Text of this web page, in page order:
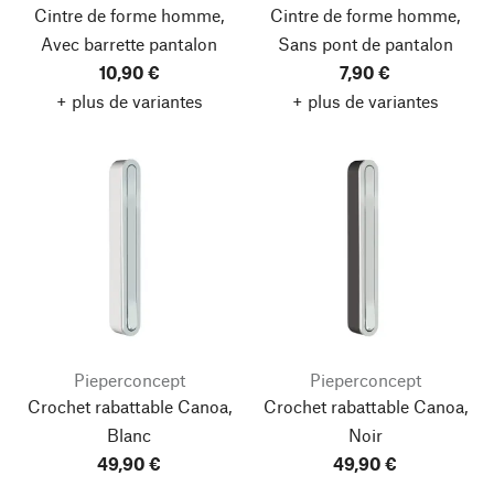
Cintre de forme homme,
Avec barrette pantalon
10,90 €
+ plus de variantes
Cintre de forme homme,
Sans pont de pantalon
7,90 €
+ plus de variantes
Pieperconcept
Crochet rabattable Canoa,
Blanc
49,90 €
Pieperconcept
Crochet rabattable Canoa,
Noir
49,90 €